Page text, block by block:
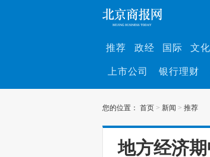
推荐 政经 国际 文化
上市公司 银行理财
您的位置： 首页 > 新闻 > 推荐
地方经济